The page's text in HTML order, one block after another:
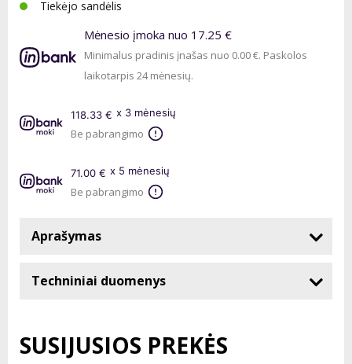
Tiekėjo sandėlis
Mėnesio įmoka nuo 17.25 €
Minimalus pradinis įnašas nuo 0.00 €. Paskolos
laikotarpis 24 mėnesių.
118.33 € x 3 mėnesių
Be pabrangimo
71.00 € x 5 mėnesių
Be pabrangimo
Aprašymas
Techniniai duomenys
SUSIJUSIOS PREKĖS